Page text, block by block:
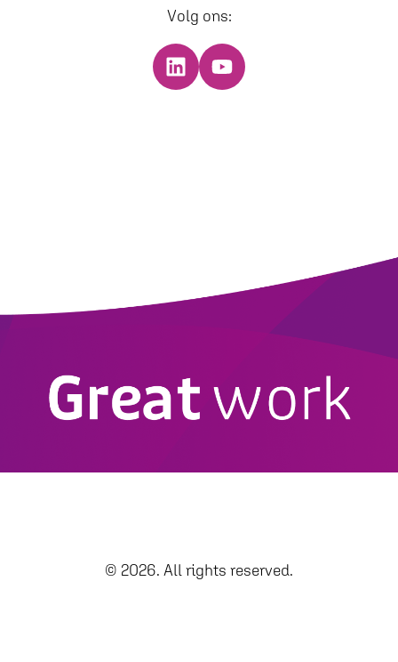
Volg ons:
© 2026. All rights reserved.